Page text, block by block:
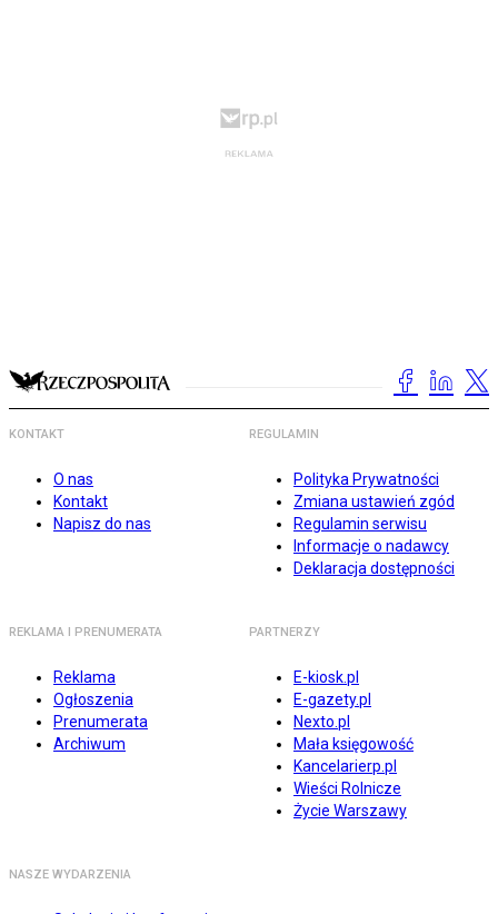
KONTAKT
O nas
Kontakt
Napisz do nas
REGULAMIN
Polityka Prywatności
Zmiana ustawień zgód
Regulamin serwisu
Informacje o nadawcy
Deklaracja dostępności
REKLAMA I PRENUMERATA
Reklama
Ogłoszenia
Prenumerata
Archiwum
PARTNERZY
E-kiosk.pl
E-gazety.pl
Nexto.pl
Mała księgowość
Kancelarierp.pl
Wieści Rolnicze
Życie Warszawy
NASZE WYDARZENIA